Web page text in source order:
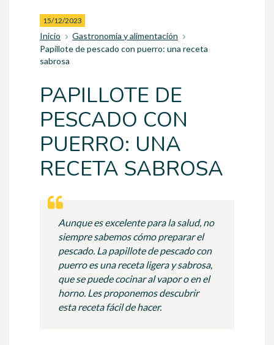
15/12/2023
Inicio
Gastronomía y alimentación
Papillote de pescado con puerro: una receta
sabrosa
PAPILLOTE DE
PESCADO CON
PUERRO: UNA
RECETA SABROSA
Aunque es excelente para la salud, no
siempre sabemos cómo preparar el
pescado. La papillote de pescado con
puerro es una receta ligera y sabrosa,
que se puede cocinar al vapor o en el
horno. Les proponemos descubrir
esta receta fácil de hacer.